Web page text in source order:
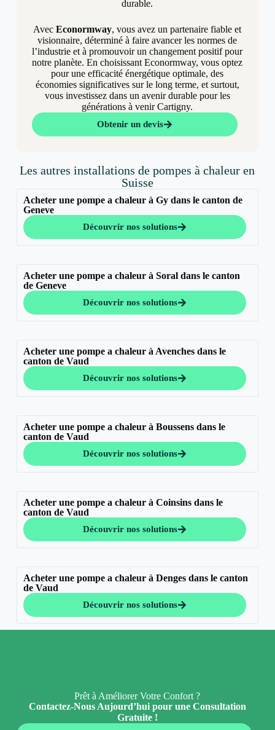
durable.
AvecEconormway, vous avez un partenaire fiable et
visionnaire, déterminé à faire avancer les normes de
l’industrie et à promouvoir un changement positif pour
notre planète. En choisissant Econormway, vous optez
pour une efficacité énergétique optimale, des
économies significatives sur le long terme, et surtout,
vous investissez dans un avenir durable pour les
générations à venir Cartigny.
Obtenir un devis
Les autres installations de pompes à chaleur en
Suisse
Acheter une pompe a chaleur à Gy dans le canton de
Geneve
Découvrir nos solutions
Acheter une pompe a chaleur à Soral dans le canton
de Geneve
Découvrir nos solutions
Acheter une pompe a chaleur à Avenches dans le
canton de Vaud
Découvrir nos solutions
Acheter une pompe a chaleur à Boussens dans le
canton de Vaud
Découvrir nos solutions
Acheter une pompe a chaleur à Coinsins dans le
canton de Vaud
Découvrir nos solutions
Acheter une pompe a chaleur à Denges dans le canton
de Vaud
Découvrir nos solutions
Prêt à Améliorer Votre Confort ?
Contactez-Nous Aujourd’hui pour une Consultation
Gratuite !